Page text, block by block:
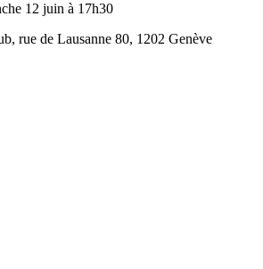
12 juin à 17h30
rue de Lausanne 80, 1202 Genève